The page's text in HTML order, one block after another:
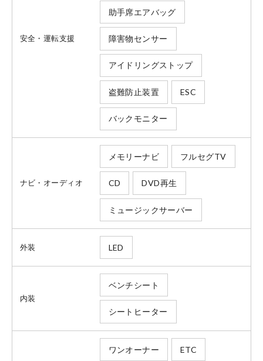
会社情報
法人のお客様へ
健康経営の取り組み
お引越しのお客様へ
安全・運転支援
助手席エアバッグ
障害物センサー
アイドリングストップ
盗難防止装置 ESC
バックモニター
ナビ・オーディオ
メモリーナビ フルセグTV
CD DVD再生
ミュージックサーバー
外装 LED
内装
ベンチシート
シートヒーター
ワンオーナー ETC